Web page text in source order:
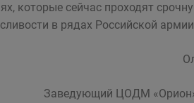
которые сейчас проходят
в рядах Российской
Заведующий ЦОДМ